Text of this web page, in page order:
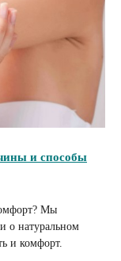
и способы
Мы
о натуральном
и комфорт.